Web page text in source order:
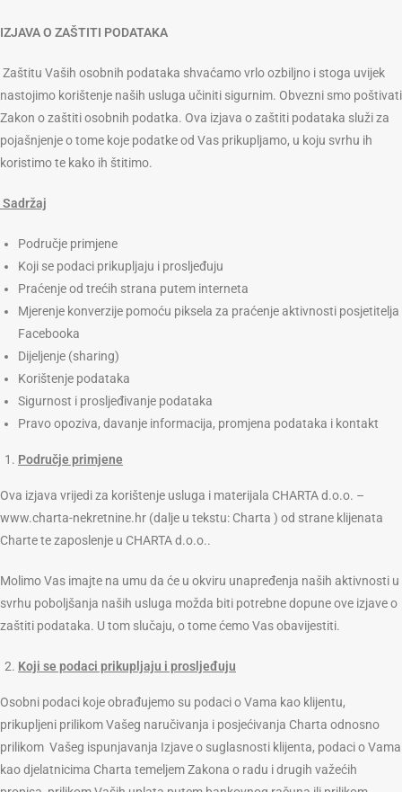
IZJAVA O ZAŠTITI PODATAKA
Zaštitu Vaših osobnih podataka shvaćamo vrlo ozbiljno i stoga uvijek
nastojimo korištenje naših usluga učiniti sigurnim. Obvezni smo poštivati
Zakon o zaštiti osobnih podatka. Ova izjava o zaštiti podataka služi za
pojašnjenje o tome koje podatke od Vas prikupljamo, u koju svrhu ih
koristimo te kako ih štitimo.
Sadržaj
Područje primjene
Koji se podaci prikupljaju i prosljeđuju
Praćenje od trećih strana putem interneta
Mjerenje konverzije pomoću piksela za praćenje aktivnosti posjetitelja
Facebooka
Dijeljenje (sharing)
Korištenje podataka
Sigurnost i prosljeđivanje podataka
Pravo opoziva, davanje informacija, promjena podataka i kontakt
Područje primjene
Ova izjava vrijedi za korištenje usluga i materijala CHARTA d.o.o. –
www.charta-nekretnine.hr (dalje u tekstu: Charta ) od strane klijenata
Charte te zaposlenje u CHARTA d.o.o..
Molimo Vas imajte na umu da će u okviru unapređenja naših aktivnosti u
svrhu poboljšanja naših usluga možda biti potrebne dopune ove izjave o
zaštiti podataka. U tom slučaju, o tome ćemo Vas obavijestiti.
Koji se podaci prikupljaju i prosljeđuju
Osobni podaci koje obrađujemo su podaci o Vama kao klijentu,
prikupljeni prilikom Vašeg naručivanja i posjećivanja Charta odnosno
prilikom Vašeg ispunjavanja Izjave o suglasnosti klijenta, podaci o Vama
kao djelatnicima Charta temeljem Zakona o radu i drugih važećih